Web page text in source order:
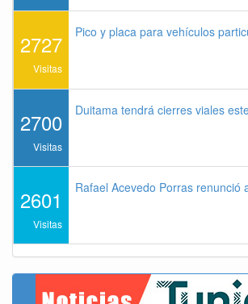
2727
Visitas
Pico y placa para vehículos
2700
Visitas
Duitama tendrá cierres viales
2601
Visitas
Rafael Acevedo Porras renunció